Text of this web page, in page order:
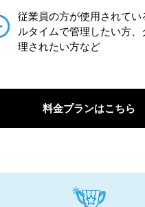
従業員の方が使用されてい
ルタイムで管理したい方、
理されたい方など
料金プランはこちら